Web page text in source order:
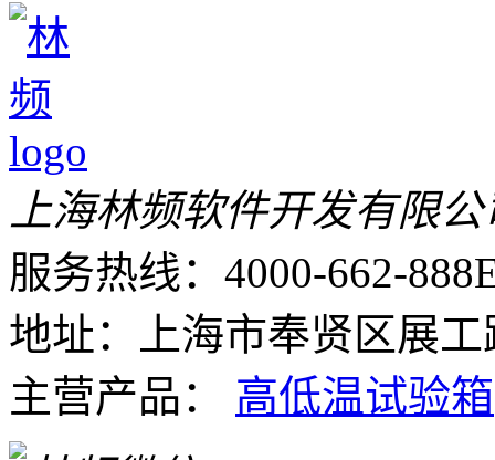
上海林频软件开发有限公
服务热线：4000-662-888
地址：上海市奉贤区展工
主营产品： 高低温试验箱